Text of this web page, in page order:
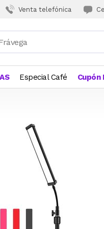
Venta telefónica
Especial Café Cupón